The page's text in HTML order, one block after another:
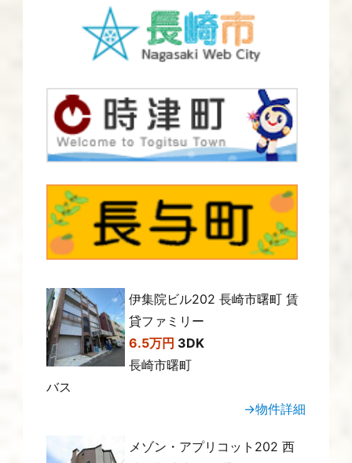
伊集院ビル202 長崎市曙町 賃
貸ファミリー
6.5万円 3DK
長崎市曙町
バス
→物件詳細
メゾン・アプリコット202 西